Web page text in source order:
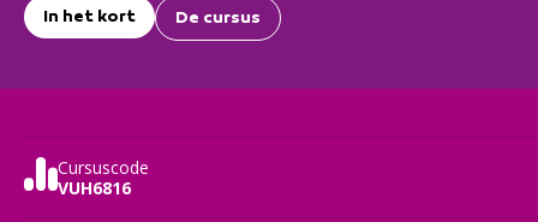
In het kort De cursus
Cursuscode
VUH6816